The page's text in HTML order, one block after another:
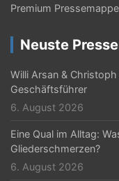
Premium
Neuste
Willi Arsan &
Geschäftsführer
6. August 2026
Eine Qual im Alltag:
Gliederschmerzen?
6. August 2026